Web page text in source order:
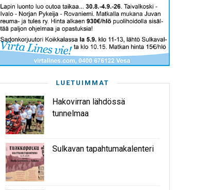
LUETUIMMAT
Hakovirran lähdössä
tunnelmaa
Sulkavan tapahtumakalenteri